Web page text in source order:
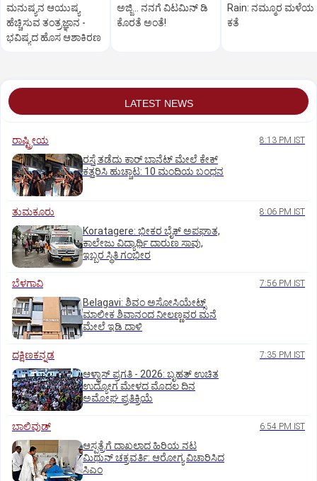
ಮನುಷ್ಯನ ಆಯುಷ್ಯ
ಹೆಚ್ಚಿಸುವ ತಂತ್ರಜ್ಞಾನ ­
ಭವಿಷ್ಯದ ಹೊಸ ಆಶಾಕಿರಣ
ಅಜ್ಜಿ... ನನಗೆ ವಿಟಮಿನ್‌ ಡಿ
ಕೊರತೆ ಅಂತೆ!
Rain: ನಮ್ಮೂರ ಮಳೆಯ
ಕತೆ
LATEST NEWS
ರಾಷ್ಟ್ರೀಯ 8:13 PM IST
ರಸ್ತೆ ತಡೆದು ಕಾರ್ ಬಾನೆಟ್ ಮೇಲೆ ಕೇಕ್
ಕತ್ತರಿಸಿ ಹುಚ್ಚಾಟ: 10 ಮಂದಿಯ ಬಂಧನ
ತುಮಕೂರು 8:06 PM IST
Koratagere: ಭೀಕರ ಬೈಕ್ ಅಪಘಾತ,
ಕಾಲೇಜು ವಿದ್ಯಾರ್ಥಿ ದಾರುಣ ಸಾವು,
ಇಬ್ಬರ ಸ್ಥಿತಿ ಗಂಭೀರ
ಬೆಳಗಾವಿ 7:56 PM IST
Belagavi: ಶಿವಂ ಅಸೋಸಿಯೇಟ್ಸ್
ಮಾಲೀಕ ಶಿವಾನಂದ ನೀಲಣ್ಣವರ ಮನೆ
ಮೇಲೆ ಇಡಿ‌ ದಾಳಿ
ದಕ್ಷಿಣಕನ್ನಡ 7:35 PM IST
ಆಳ್ವಾಸ್‌ ಪ್ರಗತಿ - 2026: ಬೃಹತ್ ಉಚಿತ
ಉದ್ಯೋಗ ಮೇಳದ ಮೊದಲ ದಿನ
ಅಮೋಘ ಪ್ರತಿಕ್ರಿಯೆ
ಬಾಲಿವುಡ್‌ 6:54 PM IST
ಆಸ್ಪತ್ರೆಗೆ ದಾಖಲಾದ ಹಿರಿಯ ನಟ
ಮಿಥುನ್ ಚಕ್ರವರ್ತಿ: ಆರೋಗ್ಯ ವಿಚಾರಿಸಿದ
ಸಿಎಂ